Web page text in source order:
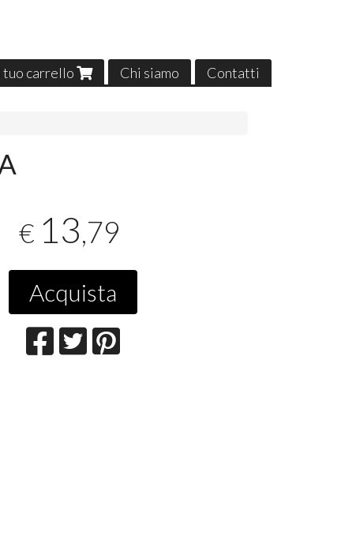
tuo carrello Chi siamo Contatti
€ 13,79
Acquista